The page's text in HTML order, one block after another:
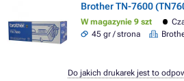
Brother TN-7600
W magazynie 9 szt
45 gr / strona
Do jakich drukarek jest to